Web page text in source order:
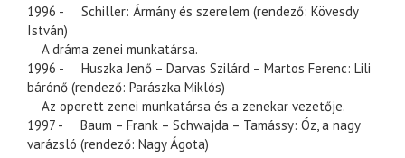
1996 - Schiller: Ármány és szerelem (rendező: Kövesdy
István)
A dráma zenei munkatársa.
1996 - Huszka Jenő – Darvas Szilárd – Martos Ferenc: Lili
bárónő (rendező: Parászka Miklós)
Az operett zenei munkatársa és a zenekar vezetője.
1997 - Baum – Frank – Schwajda – Tamássy: Óz, a nagy
varázsló (rendező: Nagy Ágota)